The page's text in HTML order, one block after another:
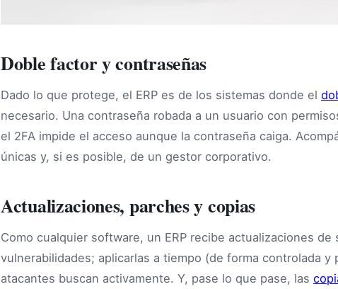
Doble factor y contraseñas
Dado lo que protege, el ERP es de los sistemas donde el
necesario. Una contraseña robada a un usuario con
el 2FA impide el acceso aunque la contraseña caiga.
únicas y, si es posible, de un gestor corporativo.
Actualizaciones, parches y copias
Como cualquier software, un ERP recibe actualizaciones
vulnerabilidades; aplicarlas a tiempo (de forma controlada
atacantes buscan activamente. Y, pase lo que pase, las